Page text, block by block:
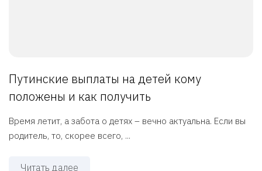
Путинские выплаты на детей кому
положены и как получить
Время летит, а забота о детях – вечно актуальна. Если вы
родитель, то, скорее всего, ...
Читать далее